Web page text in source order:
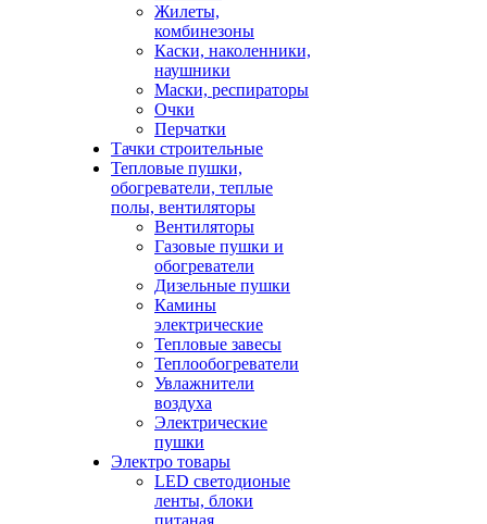
Жилеты,
комбинезоны
Каски, наколенники,
наушники
Маски, респираторы
Очки
Перчатки
Тачки строительные
Тепловые пушки,
обогреватели, теплые
полы, вентиляторы
Вентиляторы
Газовые пушки и
обогреватели
Дизельные пушки
Камины
электрические
Тепловые завесы
Теплообогреватели
Увлажнители
воздуха
Электрические
пушки
Электро товары
LED светодионые
ленты, блоки
питаная